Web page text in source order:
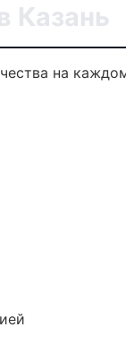
Казань
на